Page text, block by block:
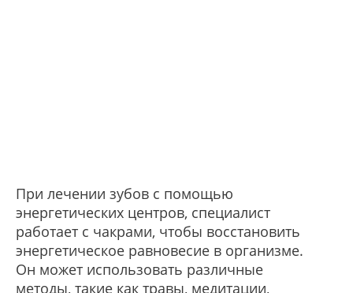
При лечении зубов с помощью
энергетических центров, специалист
работает с чакрами, чтобы восстановить
энергетическое равновесие в организме.
Он может использовать различные
методы, такие как травы, медитации,